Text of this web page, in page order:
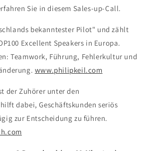
Sie in diesem Sales-up-Call.
bekanntester Pilot" und zählt
Excellent Speakers in Europa.
Teamwork, Führung, Fehlerkultur und
www.philipkeil.com
der Zuhörer unter den
dabei, Geschäftskunden seriös
zur Entscheidung zu führen.